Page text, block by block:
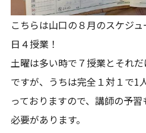
こちらは山口の８月のスケジ
日４授業！
土曜は多い時で７授業とそれ
ですが、うちは完全１対１で1
っておりますので、講師の予
必要があります。